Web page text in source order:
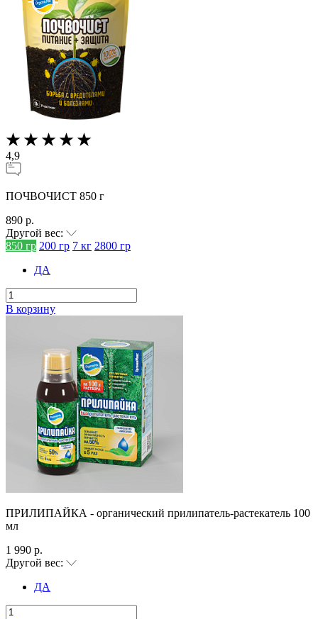
4,9
ПОЧВОЧИСТ 850 г
890 р.
Другой вес:
850 гр 200 гр 7 кг 2800 гр
ДА
В корзину
ПРИЛИПАЙКА - органический прилипатель-растекатель 100
мл
1 990 р.
Другой вес:
ДА